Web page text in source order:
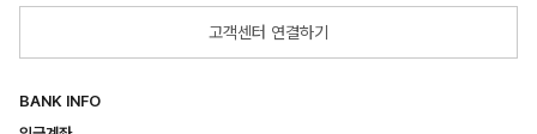
고객센터 연결하기
BANK INFO